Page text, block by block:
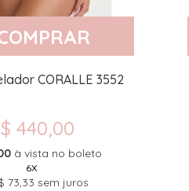
CORALLE 3552
440,00
à vista no boleto
6X
73,33 sem juros